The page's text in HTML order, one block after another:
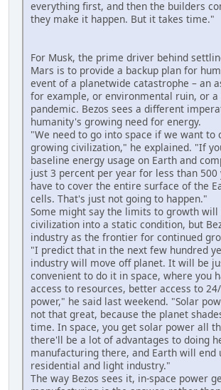
everything first, and then the builders
they make it happen. But it takes time."
For Musk, the prime driver behind
Mars is to provide a backup plan for
event of a planetwide catastrophe – an
for example, or environmental ruin, or a
pandemic. Bezos sees a different
humanity's growing need for energy.
"We need to go into space if we want to
growing civilization," he explained. "If
baseline energy usage on Earth and
just 3 percent per year for less than 500
have to cover the entire surface of the
cells. That's just not going to happen."
Some might say the limits to growth will
civilization into a static condition, but
industry as the frontier for continued
"I predict that in the next few hundred
industry will move off planet. It will be
convenient to do it in space, where you
access to resources, better access to
power," he said last weekend. "Solar
not that great, because the planet
time. In space, you get solar power all
there'll be a lot of advantages to doing
manufacturing there, and Earth will end
residential and light industry."
The way Bezos sees it, in-space power